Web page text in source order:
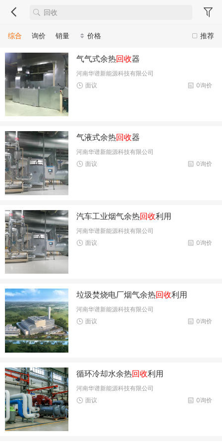
推荐
综合 询价 销量 价格
气气式余热回收器
河南华谱新能源科技有限公司
0询价
面议
气液式余热回收器
河南华谱新能源科技有限公司
0询价
面议
汽车工业烟气余热回收利用
河南华谱新能源科技有限公司
0询价
面议
垃圾焚烧电厂烟气余热回收利用
河南华谱新能源科技有限公司
0询价
面议
循环冷却水余热回收利用
河南华谱新能源科技有限公司
0询价
面议